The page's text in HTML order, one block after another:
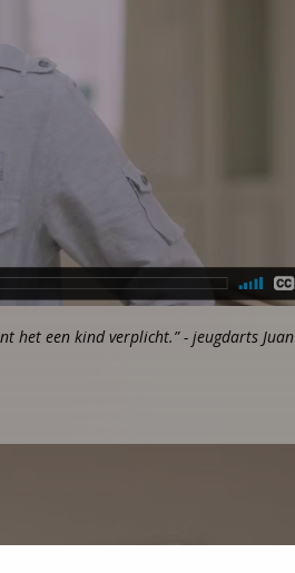
het een kind verplicht.” - jeugdarts Juan